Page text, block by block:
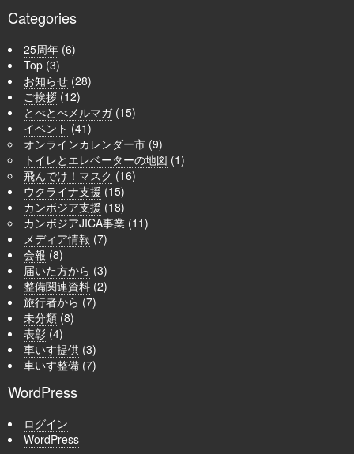
Categories
25周年 (6)
Top (3)
お知らせ (28)
ご挨拶 (12)
とべとべメルマガ(15)
イベント (41)
オンラインカレンダー市 (9)
トイレとエレベーターの地図 (1)
飛んでけ！マスク (16)
ウクライナ支援 (15)
カンボジア支援 (18)
カンボジアJICA事業 (11)
メディア情報 (7)
会報 (8)
届いた方から (3)
整備関連資料 (2)
旅行者から (7)
未分類 (8)
表彰 (4)
車いす提供 (3)
車いす整備 (7)
WordPress
ログイン
WordPress